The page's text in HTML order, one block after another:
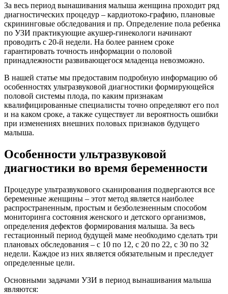
За весь период вынашивания малыша женщина проходит ряд
диагностических процедур – кардиотоко-графию, плановые
скрининговые обследования и пр. Определение пола ребенка
по УЗИ практикующие акушер-гинекологи начинают
проводить с 20-й недели. На более раннем сроке
гарантировать точность информации о половой
принадлежности развивающегося младенца невозможно.
В нашей статье мы предоставим подробную информацию об
особенностях ультразвуковой диагностики формирующейся
половой системы плода, по каким признакам
квалифицированные специалисты точно определяют его пол
и на каком сроке, а также существует ли вероятность ошибки
при изменениях внешних половых признаков будущего
малыша.
Особенности ультразвуковой
диагностики во время беременности
Процедуре ультразвукового сканирования подвергаются все
беременные женщины – этот метод является наиболее
распространенным, простым и безболезненным способом
мониторинга состояния женского и детского организмов,
определения дефектов формирования малыша. За весь
гестационный период будущей маме необходимо сделать три
плановых обследования – с 10 по 12, с 20 по 22, с 30 по 32
недели. Каждое из них является обязательным и преследует
определенные цели.
Основными задачами УЗИ в период вынашивания малыша
являются: